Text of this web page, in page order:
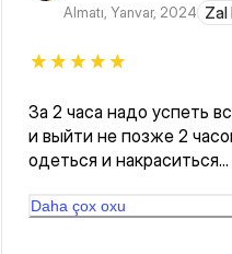
Almatı, Yanvar, 2024 Zal
За 2 часа надо успеть всё - ровно зайти в
и выйти не позже 2
одеться и
уходит всего час.
Daha çox oxu